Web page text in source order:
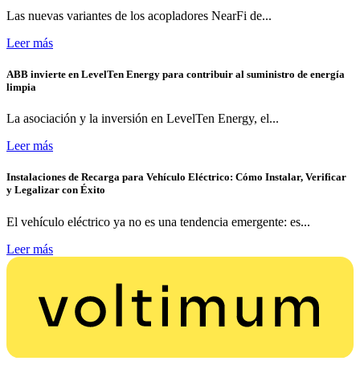
Las nuevas variantes de los acopladores NearFi de...
Leer más
ABB invierte en LevelTen Energy para contribuir al suministro de energía
limpia
La asociación y la inversión en LevelTen Energy, el...
Leer más
Instalaciones de Recarga para Vehículo Eléctrico: Cómo Instalar, Verificar
y Legalizar con Éxito
El vehículo eléctrico ya no es una tendencia emergente: es...
Leer más